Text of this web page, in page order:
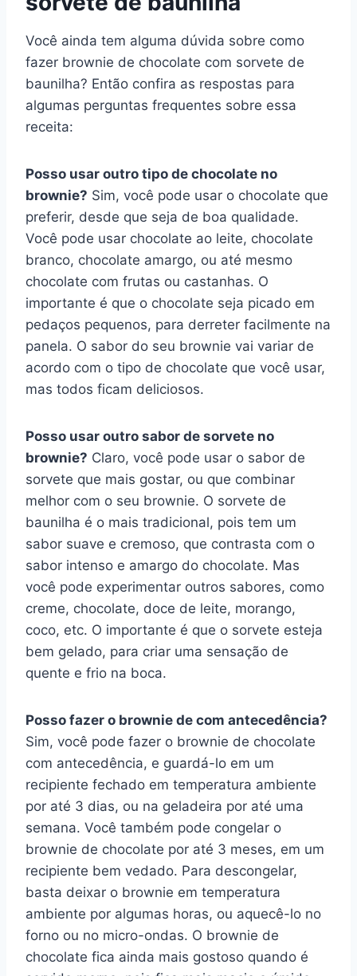
Você ainda tem alguma dúvida sobre como
fazer brownie de chocolate com sorvete de
baunilha? Então confira as respostas para
algumas perguntas frequentes sobre essa
receita:
Posso usar outro tipo de chocolate no
brownie? Sim, você pode usar o chocolate que
preferir, desde que seja de boa qualidade.
Você pode usar chocolate ao leite, chocolate
branco, chocolate amargo, ou até mesmo
chocolate com frutas ou castanhas. O
importante é que o chocolate seja picado em
pedaços pequenos, para derreter facilmente na
panela. O sabor do seu brownie vai variar de
acordo com o tipo de chocolate que você usar,
mas todos ficam deliciosos.
Posso usar outro sabor de sorvete no
brownie? Claro, você pode usar o sabor de
sorvete que mais gostar, ou que combinar
melhor com o seu brownie. O sorvete de
baunilha é o mais tradicional, pois tem um
sabor suave e cremoso, que contrasta com o
sabor intenso e amargo do chocolate. Mas
você pode experimentar outros sabores, como
creme, chocolate, doce de leite, morango,
coco, etc. O importante é que o sorvete esteja
bem gelado, para criar uma sensação de
quente e frio na boca.
Posso fazer o brownie de com antecedência?
Sim, você pode fazer o brownie de chocolate
com antecedência, e guardá-lo em um
recipiente fechado em temperatura ambiente
por até 3 dias, ou na geladeira por até uma
semana. Você também pode congelar o
brownie de chocolate por até 3 meses, em um
recipiente bem vedado. Para descongelar,
basta deixar o brownie em temperatura
ambiente por algumas horas, ou aquecê-lo no
forno ou no micro-ondas. O brownie de
chocolate fica ainda mais gostoso quando é